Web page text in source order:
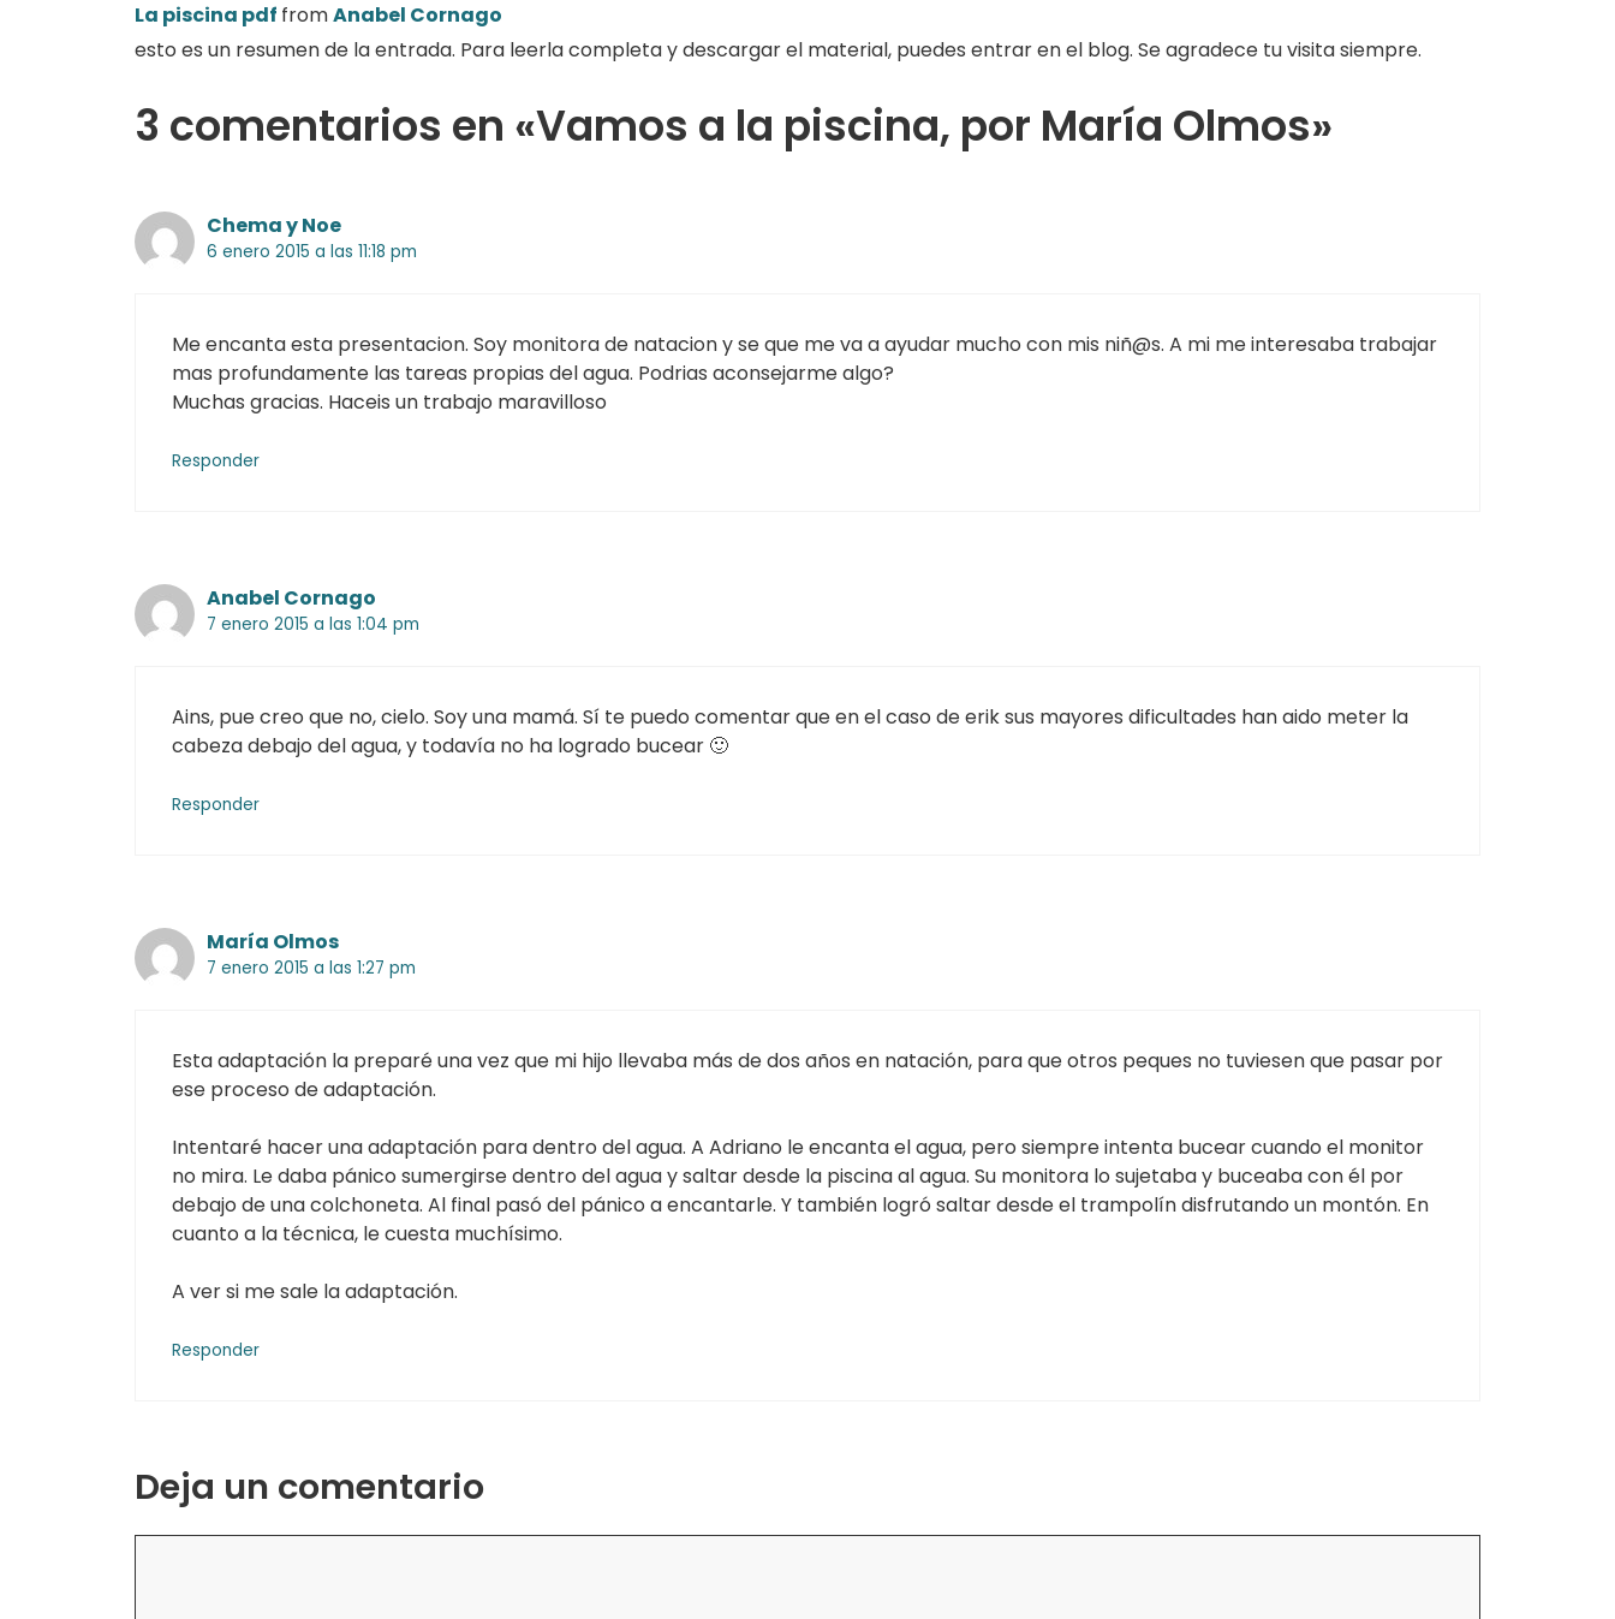
La piscina pdf fromAnabel Cornago
esto es un resumen de la entrada. Para leerla completa y descargar el material, puedes entrar en el blog. Se agradece tu visita siempre.
3 comentarios en «Vamos a la piscina, por María Olmos»
Chema y Noe
6 enero 2015 a las 11:18 pm
Me encanta esta presentacion. Soy monitora de natacion y se que me va a ayudar mucho con mis niñ@s. A mi me interesaba trabajar
mas profundamente las tareas propias del agua. Podrias aconsejarme algo?
Muchas gracias. Haceis un trabajo maravilloso
Responder
Anabel Cornago
7 enero 2015 a las 1:04 pm
Ains, pue creo que no, cielo. Soy una mamá. Sí te puedo comentar que en el caso de erik sus mayores dificultades han aido meter la
cabeza debajo del agua, y todavía no ha logrado bucear 🙂
Responder
María Olmos
7 enero 2015 a las 1:27 pm
Esta adaptación la preparé una vez que mi hijo llevaba más de dos años en natación, para que otros peques no tuviesen que pasar por
ese proceso de adaptación.
Intentaré hacer una adaptación para dentro del agua. A Adriano le encanta el agua, pero siempre intenta bucear cuando el monitor
no mira. Le daba pánico sumergirse dentro del agua y saltar desde la piscina al agua. Su monitora lo sujetaba y buceaba con él por
debajo de una colchoneta. Al final pasó del pánico a encantarle. Y también logró saltar desde el trampolín disfrutando un montón. En
cuanto a la técnica, le cuesta muchísimo.
A ver si me sale la adaptación.
Responder
Deja un comentario